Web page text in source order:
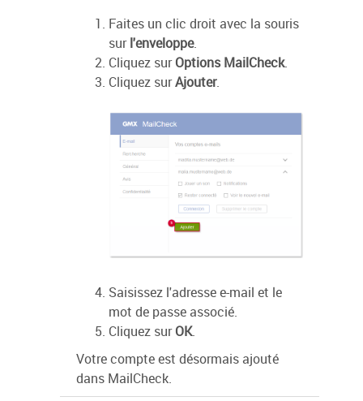
Faites un clic droit avec la souris
surl'enveloppe.
Cliquez surOptions MailCheck.
Cliquez surAjouter.
Saisissez l'adresse e-mail et le
mot de passe associé.
Cliquez surOK.
Votre compte est désormais ajouté
dans MailCheck.